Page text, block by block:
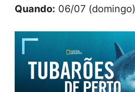
Quando: 06/07 (domingo)